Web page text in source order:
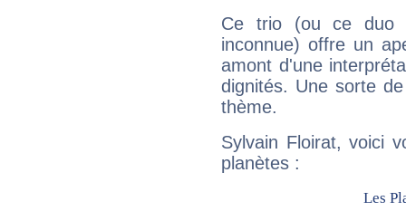
Ce trio (ou ce duo
inconnue) offre un
amont d'une
dignités. Une sorte
thème.
Sylvain Floirat, voici
planètes :